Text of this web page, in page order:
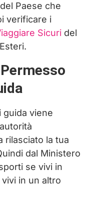
Paese che
verificare i
Sicuri del
guida viene
rilasciato la tua
dal Ministero
se vivi in
in un altro